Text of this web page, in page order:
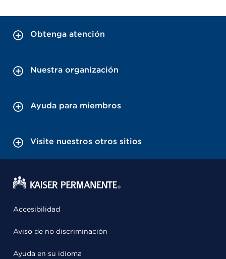
Obtenga atención
Nuestra organización
Ayuda para miembros
Visite nuestros otros sitios
Accesibilidad
Aviso de no discriminación
Ayuda en su idioma